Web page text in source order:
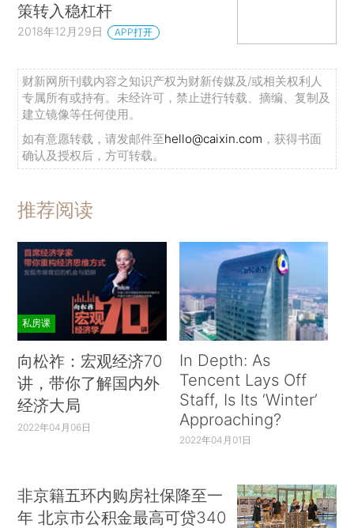
策转入稳杠杆
2018年12月29日 APP打开
财新网所刊载内容之知识产权为财新传媒及/或相关权利人
专属所有或持有。未经许可，禁止进行转载、摘编、复制及
建立镜像等任何使用。
如有意愿转载，请发邮件至hello@caixin.com ，获得书面
确认及授权后，方可转载。
推荐阅读
私房课
向松祚：宏观经济70
讲，带你了解国内外
经济大局
2022年04月06日
In Depth: As
Tencent Lays Off
Staff, Is Its ‘Winter’
Approaching?
2022年04月01日
非京籍五环内购房社保降至一
年 北京市公积金最高可贷340